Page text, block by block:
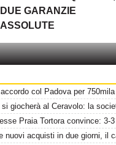
DUE GARANZIE
ASSOLUTE